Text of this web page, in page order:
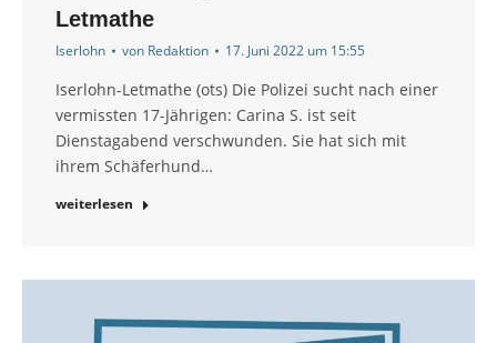
Letmathe
Iserlohn von Redaktion 17. Juni 2022 um 15:55
Iserlohn-Letmathe (ots) Die Polizei sucht nach einer
vermissten 17-Jährigen: Carina S. ist seit
Dienstagabend verschwunden. Sie hat sich mit
ihrem Schäferhund…
weiterlesen